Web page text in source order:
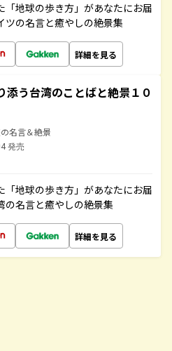
地球の歩き方」があなたにお届
ツの名言と癒やしの絶景集
詳細を見る
添う台湾のことばと絶景１０
名言＆絶景
発売
地球の歩き方」があなたにお届
の名言と癒やしの絶景集
詳細を見る